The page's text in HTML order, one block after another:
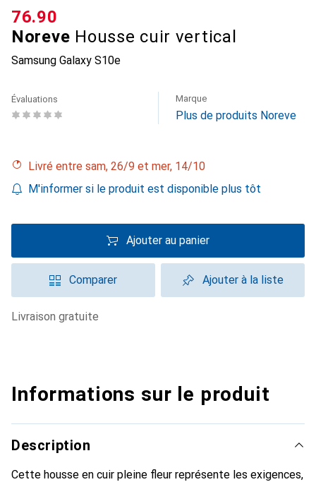
Noreve Housse cuir vertical
Samsung Galaxy S10e
CHF
76.90
Évaluations Marque
Plus de produits Noreve
Livré entre sam, 26/9 et mer, 14/10
M'informer si le produit est disponible plus tôt
Ajouter au panier
Comparer Ajouter à la liste
livraison gratuite
Informations sur le produit
Description
Cette housse en cuir pleine fleur représente les exigences,